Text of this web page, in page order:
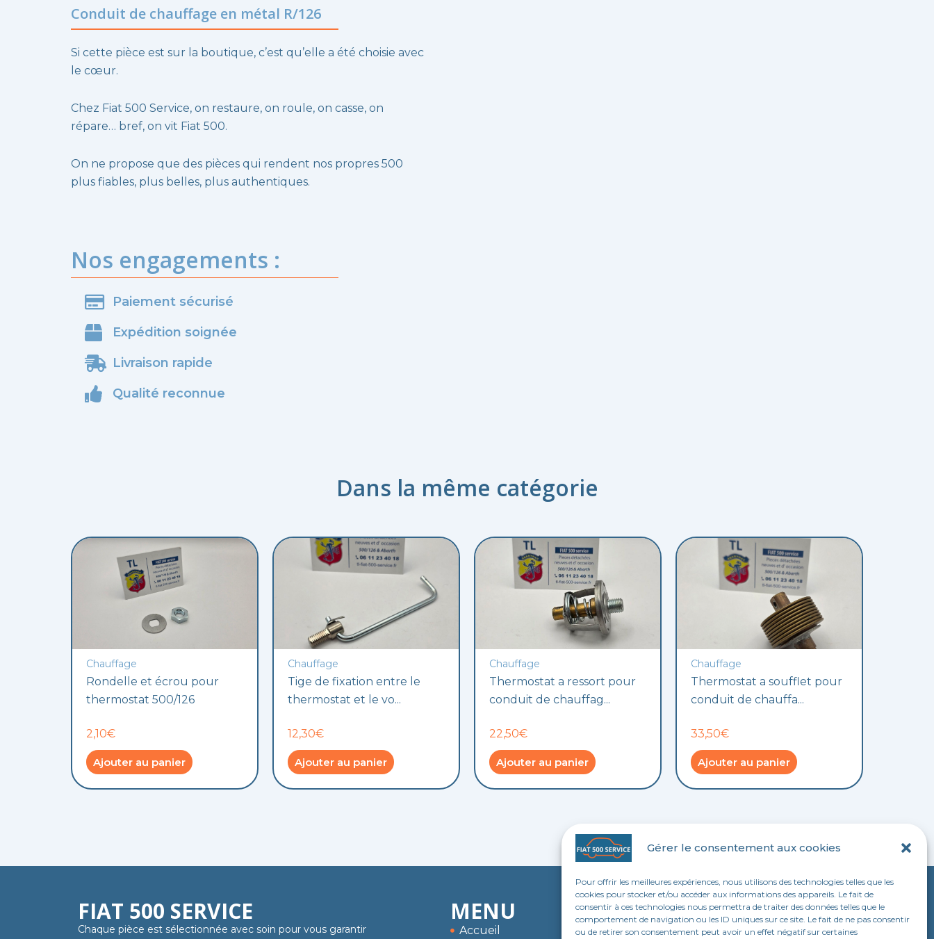
Gérer le consentement aux cookies
Pour offrir les meilleures expériences, nous utilisons des technologies telles que les
cookies pour stocker et/ou accéder aux informations des appareils. Le fait de
consentir à ces technologies nous permettra de traiter des données telles que le
comportement de navigation ou les ID uniques sur ce site. Le fait de ne pas consentir
ou de retirer son consentement peut avoir un effet négatif sur certaines
Conduit de chauffage en métal R/126
Si cette pièce est sur la boutique, c’est qu’elle a été choisie avec
le cœur.
Chez Fiat 500 Service, on restaure, on roule, on casse, on
répare… bref, on vit Fiat 500.
On ne propose que des pièces qui rendent nos propres 500
plus fiables, plus belles, plus authentiques.
Nos engagements :
Paiement sécurisé
Expédition soignée
Livraison rapide
Qualité reconnue
Dans la même catégorie
Chauffage
Rondelle et écrou pour
thermostat 500/126
2,10€
Ajouter au panier
Chauffage
Tige de fixation entre le
thermostat et le vo...
12,30€
Ajouter au panier
Chauffage
Thermostat a ressort pour
conduit de chauffag...
22,50€
Ajouter au panier
Chauffage
Thermostat a soufflet pour
conduit de chauffa...
33,50€
Ajouter au panier
FIAT 500 SERVICE
Chaque pièce est sélectionnée avec soin pour vous garantir
MENU
Accueil
LEGAL
Mentions légales